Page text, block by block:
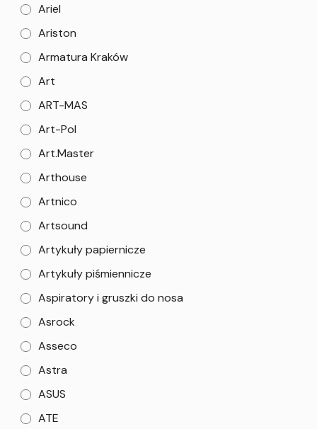
Ariel
Ariston
Armatura Kraków
Art
ART-MAS
Art-Pol
Art.Master
Arthouse
Artnico
Artsound
Artykuły papiernicze
Artykuły piśmiennicze
Aspiratory i gruszki do nosa
Asrock
Asseco
Astra
ASUS
ATE